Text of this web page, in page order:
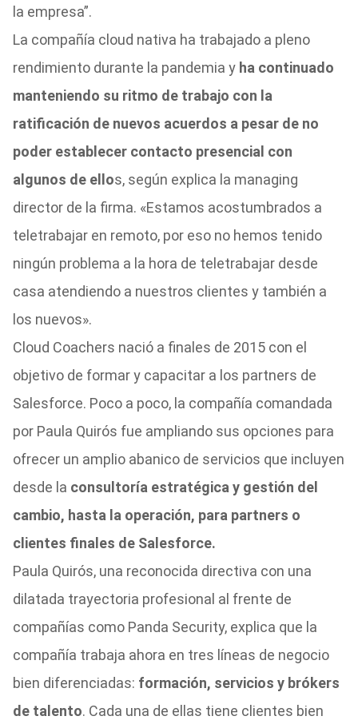
la empresa”.
La compañía cloud nativa ha trabajado a pleno
rendimiento durante la pandemia y ha continuado
manteniendo su ritmo de trabajo con la
ratificación de nuevos acuerdos a pesar de no
poder establecer contacto presencial con
algunos de ellos, según explica la managing
director de la firma. «Estamos acostumbrados a
teletrabajar en remoto, por eso no hemos tenido
ningún problema a la hora de teletrabajar desde
casa atendiendo a nuestros clientes y también a
los nuevos».
Cloud Coachers nació a finales de 2015 con el
objetivo de formar y capacitar a los partners de
Salesforce. Poco a poco, la compañía comandada
por Paula Quirós fue ampliando sus opciones para
ofrecer un amplio abanico de servicios que incluyen
desde la consultoría estratégica y gestión del
cambio, hasta la operación, para partners o
clientes finales de Salesforce.
Paula Quirós, una reconocida directiva con una
dilatada trayectoria profesional al frente de
compañías como Panda Security, explica que la
compañía trabaja ahora en tres líneas de negocio
bien diferenciadas: formación, servicios y brókers
de talento. Cada una de ellas tiene clientes bien